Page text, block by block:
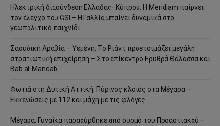
Ηλεκτρική διασύνδεση Ελλάδας–Κύπρου: Η Meridiam παίρνει
τον έλεγχο του GSI – Η Γαλλία μπαίνει δυναμικά στο
γεωπολιτικό παιχνίδι
Σαουδική Αραβία – Υεμένη: Το Ριάντ προετοιμάζει μεγάλη
στρατιωτική επιχείρηση – Στο επίκεντρο Ερυθρά Θάλασσα και
Bab al-Mandab
Φωτιά στη Δυτική Αττική: Πύρινος κλοιός στα Μέγαρα –
Εκκενώσεις με 112 και μάχη με τις φλόγες
Μέγαρα: Γυναίκα παρασύρθηκε από συρμό του Προαστιακού –